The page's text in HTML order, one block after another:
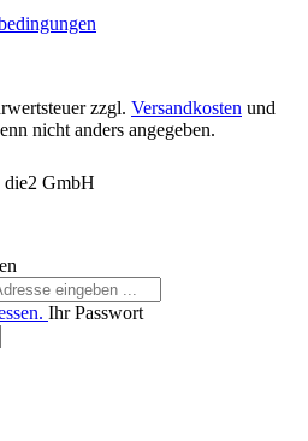
zzgl. Versandkosten und
nicht anders angegeben.
die2 GmbH
Ihr Passwort